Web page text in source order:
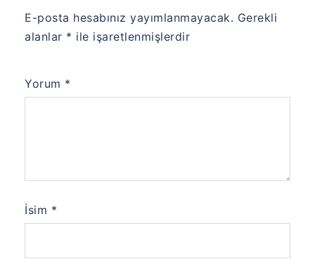
E-posta hesabınız yayımlanmayacak. Gerekli
alanlar * ile işaretlenmişlerdir
Yorum *
İsim *